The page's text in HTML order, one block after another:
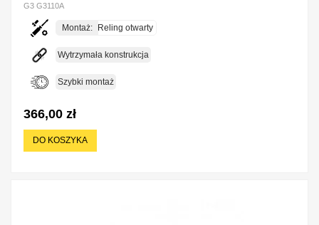
G3 G3110A
Montaż: Reling otwarty
Wytrzymała konstrukcja
Szybki montaż
366,00 zł
DO KOSZYKA